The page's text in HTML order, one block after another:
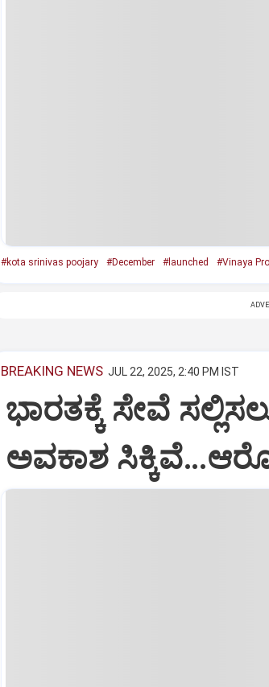
#kota srinivas poojary #December #launched #Vinaya
BREAKING NEWS JUL 22, 2025, 2:40 PM IST
ಭಾರತಕ್ಕೆ ಸೇವೆ
ಅವಕಾಶ